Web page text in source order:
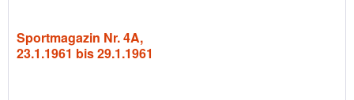
Sportmagazin Nr. 4A,
23.1.1961 bis 29.1.1961